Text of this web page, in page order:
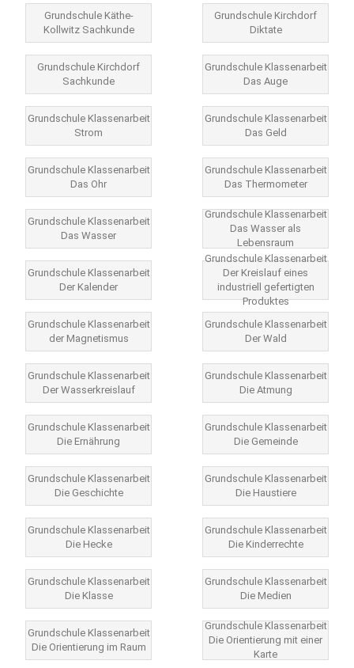
Grundschule Käthe-
Kollwitz Sachkunde
Grundschule Kirchdorf
Diktate
Grundschule Kirchdorf
Sachkunde
Grundschule Klassenarbeit
Das Auge
Grundschule Klassenarbeit
Strom
Grundschule Klassenarbeit
Das Geld
Grundschule Klassenarbeit
Das Ohr
Grundschule Klassenarbeit
Das Thermometer
Grundschule Klassenarbeit
Das Wasser
Grundschule Klassenarbeit
Das Wasser als
Lebensraum
Grundschule Klassenarbeit
Der Kalender
Grundschule Klassenarbeit
Der Kreislauf eines
industriell gefertigten
Produktes
Grundschule Klassenarbeit
der Magnetismus
Grundschule Klassenarbeit
Der Wald
Grundschule Klassenarbeit
Der Wasserkreislauf
Grundschule Klassenarbeit
Die Atmung
Grundschule Klassenarbeit
Die Ernährung
Grundschule Klassenarbeit
Die Gemeinde
Grundschule Klassenarbeit
Die Geschichte
Grundschule Klassenarbeit
Die Haustiere
Grundschule Klassenarbeit
Die Hecke
Grundschule Klassenarbeit
Die Kinderrechte
Grundschule Klassenarbeit
Die Klasse
Grundschule Klassenarbeit
Die Medien
Grundschule Klassenarbeit
Die Orientierung im Raum
Grundschule Klassenarbeit
Die Orientierung mit einer
Karte